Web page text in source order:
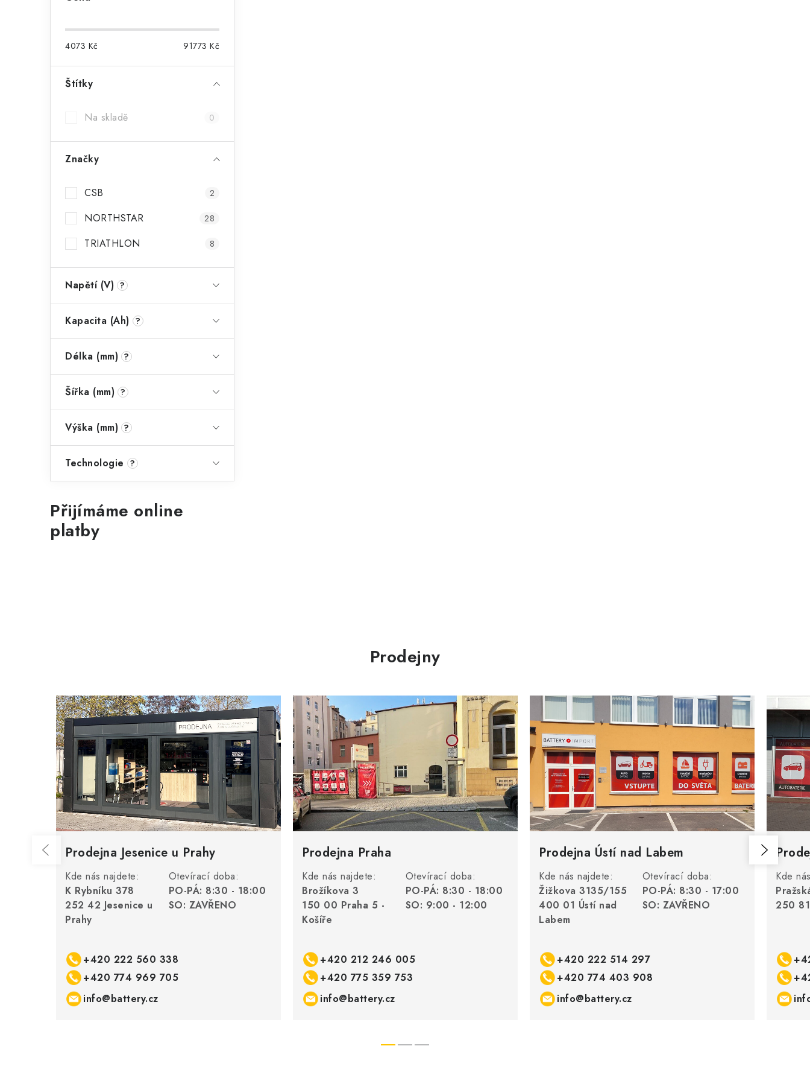
4073 Kč 91773 Kč
Štítky
Na skladě 0
Značky
CSB 2
NORTHSTAR 28
TRIATHLON 8
Napětí (V) ?
Kapacita (Ah) ?
Délka (mm) ?
Šířka (mm) ?
Výška (mm) ?
Technologie ?
Přijímáme online
platby
Prodejny
Prodejna Jesenice u Prahy
Kde nás najdete:
K Rybníku 378
252 42 Jesenice u
Prahy
Otevírací doba:
PO-PÁ: 8:30 - 18:00
SO: ZAVŘENO
+420 222 560 338
+420 774 969 705
info@battery.cz
Prodejna Praha
Kde nás najdete:
Brožíkova 3
150 00 Praha 5 -
Košíře
Otevírací doba:
PO-PÁ: 8:30 - 18:00
SO: 9:00 - 12:00
+420 212 246 005
+420 775 359 753
info@battery.cz
Prodejna Ústí nad Labem
Kde nás najdete:
Žižkova 3135/155
400 01 Ústí nad
Labem
Otevírací doba:
PO-PÁ: 8:30 - 17:00
SO: ZAVŘENO
+420 222 514 297
+420 774 403 908
info@battery.cz
Kde
250